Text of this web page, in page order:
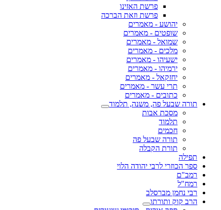
פרשת האזינו
פרשת וזאת הברכה
יהושע - מאמרים
שופטים - מאמרים
שמואל - מאמרים
מלכים - מאמרים
ישעיהו - מאמרים
ירמיהו - מאמרים
יחזקאל - מאמרים
תרי עשר - מאמרים
כתובים - מאמרים
תורה שבעל פה, משנה, תלמוד
מסכת אבות
תלמוד
חכמים
תורה שבעל פה
תורת הקבלה
תפילה
ספר הכוזרי לרבי יהודה הלוי
רמב"ם
רמח"ל
רבי נחמן מברסלב
הרב קוק ותורתו